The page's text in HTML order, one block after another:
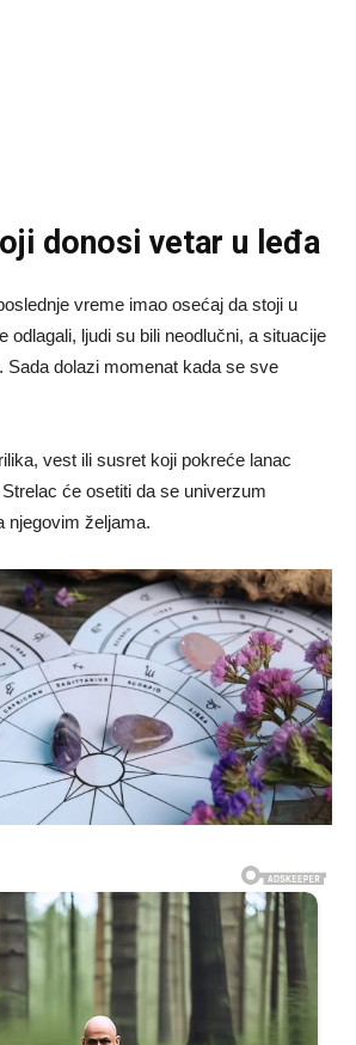
donosi vetar u leđa
vreme imao osećaj da stoji u
odlagali, ljudi su bili neodlučni, a situacije
Sada dolazi momenat kada se sve
vest ili susret koji pokreće lanac
će osetiti da se univerzum
njegovim željama.